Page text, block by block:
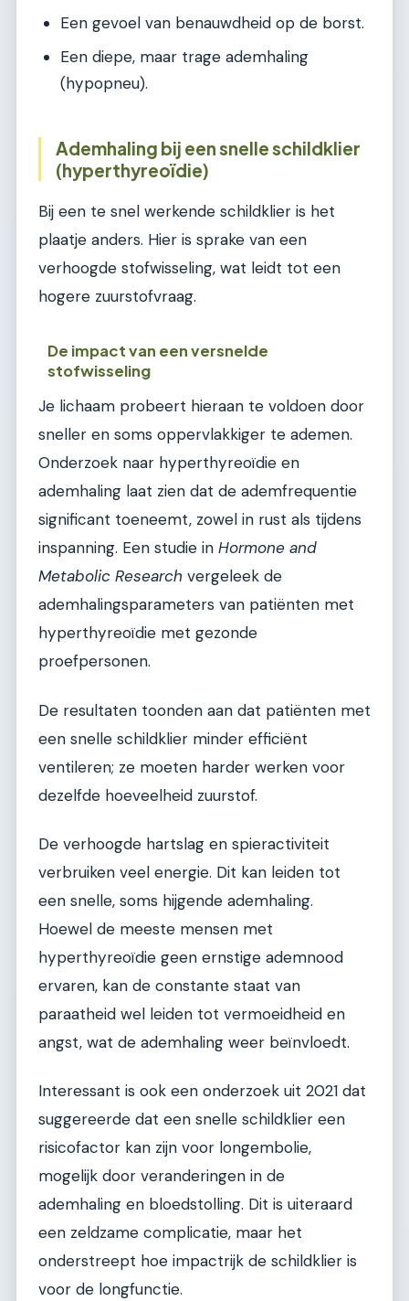
Een gevoel van benauwdheid op de borst.
Een diepe, maar trage ademhaling
(hypopneu).
Ademhaling bij een snelle schildklier
(hyperthyreoïdie)
Bij een te snel werkende schildklier is het
plaatje anders. Hier is sprake van een
verhoogde stofwisseling, wat leidt tot een
hogere zuurstofvraag.
De impact van een versnelde
stofwisseling
Je lichaam probeert hieraan te voldoen door
sneller en soms oppervlakkiger te ademen.
Onderzoek naar hyperthyreoïdie en
ademhaling laat zien dat de ademfrequentie
significant toeneemt, zowel in rust als tijdens
inspanning. Een studie in Hormone and
Metabolic Research vergeleek de
ademhalingsparameters van patiënten met
hyperthyreoïdie met gezonde
proefpersonen.
De resultaten toonden aan dat patiënten met
een snelle schildklier minder efficiënt
ventileren; ze moeten harder werken voor
dezelfde hoeveelheid zuurstof.
De verhoogde hartslag en spieractiviteit
verbruiken veel energie. Dit kan leiden tot
een snelle, soms hijgende ademhaling.
Hoewel de meeste mensen met
hyperthyreoïdie geen ernstige ademnood
ervaren, kan de constante staat van
paraatheid wel leiden tot vermoeidheid en
angst, wat de ademhaling weer beïnvloedt.
Interessant is ook een onderzoek uit 2021 dat
suggereerde dat een snelle schildklier een
risicofactor kan zijn voor longembolie,
mogelijk door veranderingen in de
ademhaling en bloedstolling. Dit is uiteraard
een zeldzame complicatie, maar het
onderstreept hoe impactrijk de schildklier is
voor de longfunctie.